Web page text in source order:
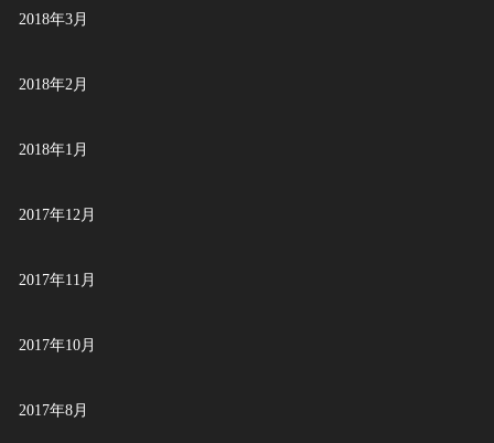
2018年3月
2018年2月
2018年1月
2017年12月
2017年11月
2017年10月
2017年8月